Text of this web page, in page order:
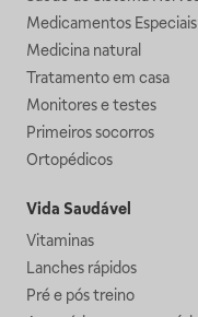
Medicamentos Especiais
Medicina natural
Tratamento em casa
Monitores e testes
Primeiros socorros
Ortopédicos
Vida Saudável
Vitaminas
Lanches rápidos
Pré e pós treino